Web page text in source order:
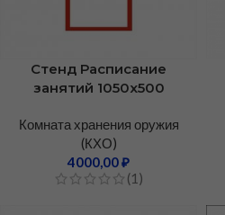
Стенд Расписание
занятий 1050х500
Комната хранения оружия
(КХО)
4000,00₽
(1)